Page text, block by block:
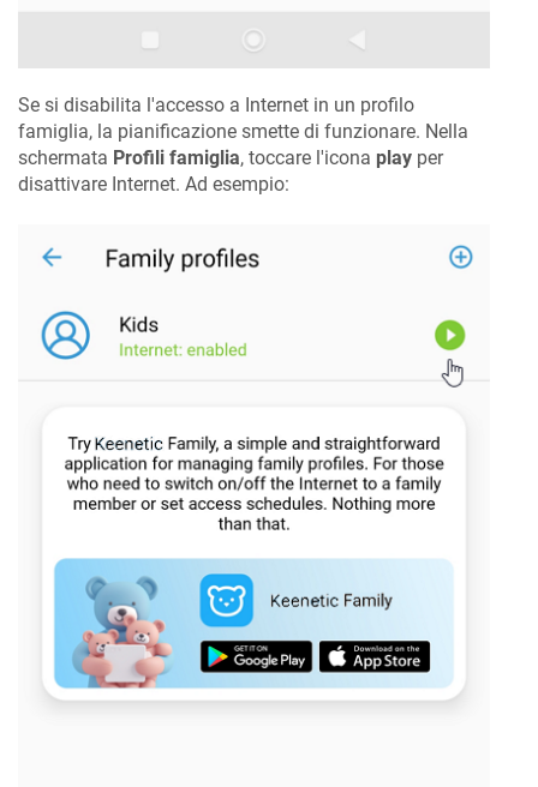
Se si disabilita l'accesso a Internet in un profilo
famiglia, la pianificazione smette di funzionare. Nella
schermata Profili famiglia, toccare l'icona play per
disattivare Internet. Ad esempio: